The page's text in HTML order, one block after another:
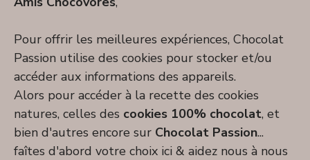
Pour offrir les meilleures expériences, Chocolat
Passion utilise des cookies pour stocker et/ou
accéder aux informations des appareils.
Alors pour accéder à la recette des cookies
natures, celles des cookies 100% chocolat, et
bien d'autres encore sur Chocolat Passion...
faîtes d'abord votre choix ici & aidez nous à nous
Recette chocolat au lait
Recette chocolat noir
Recette chocolat blanc
Bons Plans Choc Ovore